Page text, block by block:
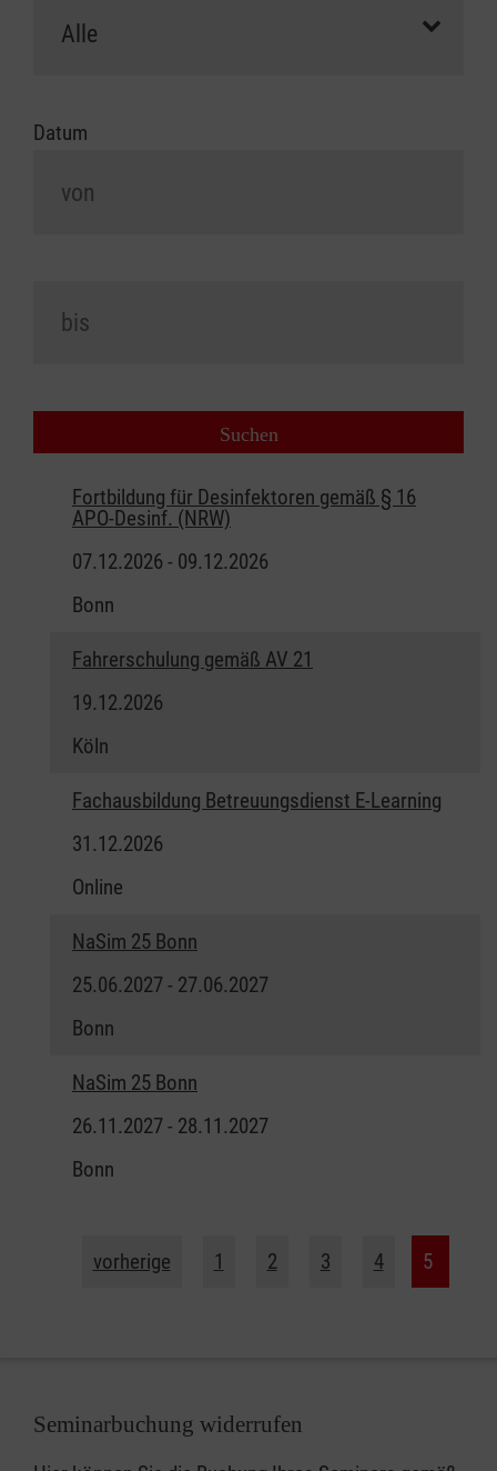
Datum
Fortbildung für Desinfektoren gemäß § 16
APO-Desinf. (NRW)
07.12.2026 - 09.12.2026
Bonn
Fahrerschulung gemäß AV 21
19.12.2026
Köln
Fachausbildung Betreuungsdienst E-Learning
31.12.2026
Online
NaSim 25 Bonn
25.06.2027 - 27.06.2027
Bonn
NaSim 25 Bonn
26.11.2027 - 28.11.2027
Bonn
vorherige 1 2 3 4 5
Seminarbuchung widerrufen